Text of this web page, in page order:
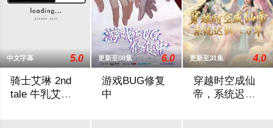
中文字幕 5.0
骑士艾琳 2nd
tale 牛乳艾琳
外加啦啦队女
更新至08集 6.0
游戏BUG修复
中
更新至31集 4.0
穿越时空成仙
帝，系统迟到